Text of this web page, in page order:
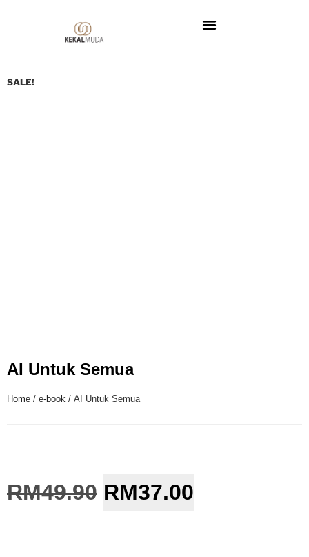
SALE!
AI Untuk Semua
Home / e-book / AI Untuk Semua
RM49.90 RM37.00